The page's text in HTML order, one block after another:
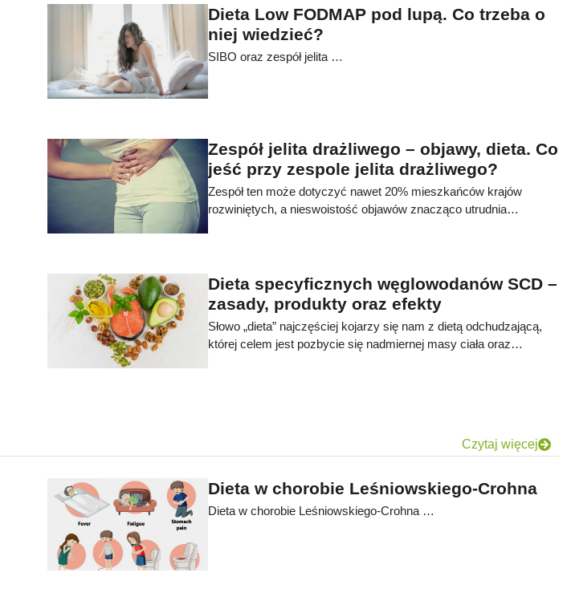
jeden z podstawowych składników żywnościowych. Przeczytaj
artykuł i sprawdź, jakie to proste!
Dieta Low FODMAP pod lupą. Co trzeba o
niej wiedzieć?
SIBO oraz zespół jelita …
Zespół jelita drażliwego – objawy, dieta. Co
jeść przy zespole jelita drażliwego?
Zespół ten może dotyczyć nawet 20% mieszkańców krajów
rozwiniętych, a nieswoistość objawów znacząco utrudnia
Dieta specyficznych węglowodanów SCD –
zasady, produkty oraz efekty
Słowo „dieta” najczęściej kojarzy się nam z dietą odchudzającą,
której celem jest pozbycie się nadmiernej masy ciała oraz
Czytaj więcej
Dieta w chorobie Leśniowskiego-Crohna
Dieta w chorobie Leśniowskiego-Crohna …